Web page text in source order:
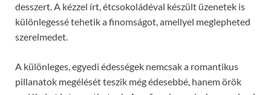
desszert. A kézzel írt, étcsokoládéval készült üzenetek is
különlegessé tehetik a finomságot, amellyel meglepheted
szerelmedet.
A különleges, egyedi édességek nemcsak a romantikus
pillanatok megélését teszik még édesebbé, hanem örök